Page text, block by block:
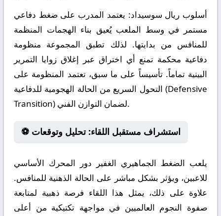
أسلوب ريال سوسيداد: يعتمد المدرب على ضغط دفاعي
مستمر في وسط الملعب يُعيق بناء الهجمات المنظمة
للمنافس من بدايتها. لذلك تطبق المجموعة منظومة
دفاعية محكمة تمنع أي اختراق عبر إغلاق زوايا التمرير
البينية تماماً. تأسيساً على ما سبق، تعتمد المنظومة على
التحول السريع من الحالة الهجومية للدفاعية (Defensive
Transition) لضمان التوازن الفني.
⚽ استشراف مستقبل اللقاء: تحليل وتوقعات
يلعب الضغط الجماهيري الغفير دور المحرك الأساسي
للاعبين، ويؤثر بشكل مباشر على الحالة الذهنية للمنافس.
علاوة على ذلك، يمثل هذا اللقاء فرصة ذهبية لمتابعة
صفوة النجوم العالميين في مواجهة تكتيكية من أعلى